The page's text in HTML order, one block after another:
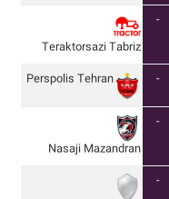
Teraktorsazi Tabriz
-
Perspolis Tehran -
Nasaji Mazandran
-
-